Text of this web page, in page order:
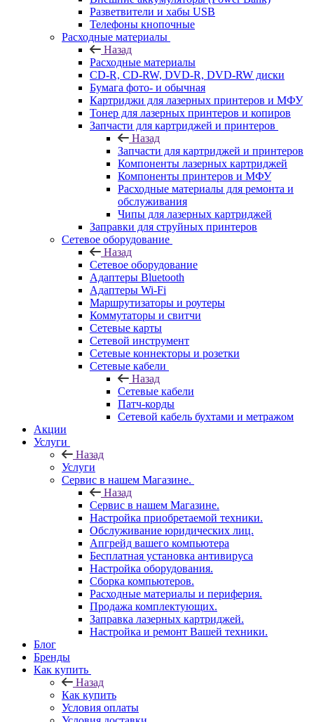
Разветвители и хабы USB
Телефоны кнопочные
Расходные материалы
Назад
Расходные материалы
CD-R, CD-RW, DVD-R, DVD-RW диски
Бумага фото- и обычная
Картриджи для лазерных принтеров и МФУ
Тонер для лазерных принтеров и копиров
Запчасти для картриджей и принтеров
Назад
Запчасти для картриджей и принтеров
Компоненты лазерных картриджей
Компоненты принтеров и МФУ
Расходные материалы для ремонта и
обслуживания
Чипы для лазерных картриджей
Заправки для струйных принтеров
Сетевое оборудование
Назад
Сетевое оборудование
Адаптеры Bluetooth
Адаптеры Wi-Fi
Маршрутизаторы и роутеры
Коммутаторы и свитчи
Сетевые карты
Сетевой инструмент
Сетевые коннекторы и розетки
Сетевые кабели
Назад
Сетевые кабели
Патч-корды
Сетевой кабель бухтами и метражом
Акции
Услуги
Назад
Услуги
Сервис в нашем Магазине.
Назад
Сервис в нашем Магазине.
Настройка приобретаемой техники.
Обслуживание юридических лиц.
Апгрейд вашего компьютера
Бесплатная установка антивируса
Настройка оборудования.
Сборка компьютеров.
Расходные материалы и периферия.
Продажа комплектующих.
Заправка лазерных картриджей.
Настройка и ремонт Вашей техники.
Блог
Бренды
Как купить
Назад
Как купить
Условия оплаты